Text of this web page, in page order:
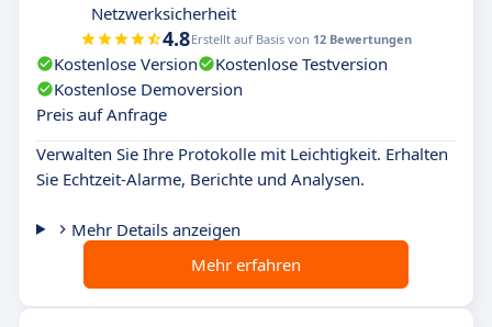
Netzwerksicherheit
4.8Erstellt auf Basis von 12 Bewertungen
Kostenlose Version
Kostenlose Testversion
Kostenlose Demoversion
Preis auf Anfrage
Verwalten Sie Ihre Protokolle mit Leichtigkeit. Erhalten
Sie Echtzeit-Alarme, Berichte und Analysen.
Mehr Details anzeigen
Mehr erfahren